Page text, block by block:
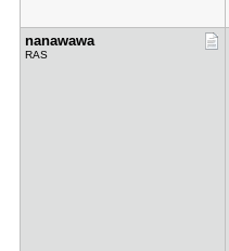
nanawawa
RAS